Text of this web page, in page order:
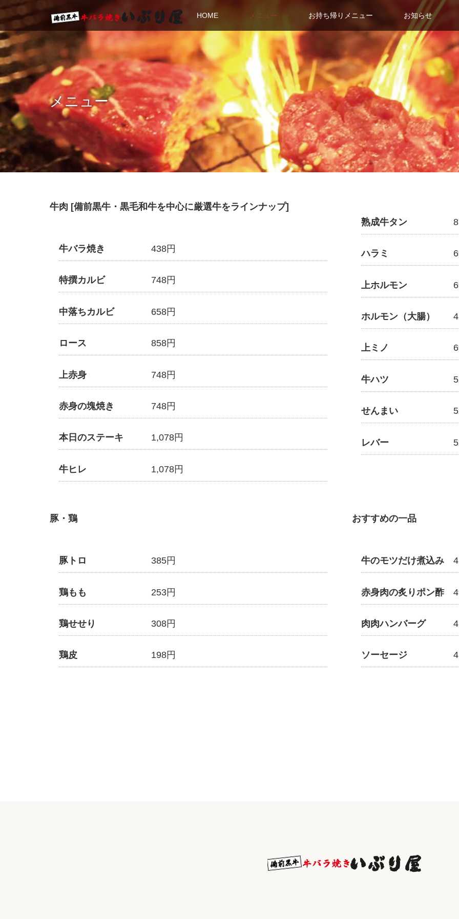
HOME メニュー お持ち帰りメニュー お知らせ
メニュー
牛肉 [備前黒牛・黒毛和牛を中心に厳選牛をラインナップ]
牛バラ焼き 438円
特撰カルビ 748円
中落ちカルビ 658円
ロース 858円
上赤身 748円
赤身の塊焼き 748円
本日のステーキ 1,078円
牛ヒレ 1,078円
熟成牛タン
ハラミ
上ホルモン
ホルモン（大腸）
上ミノ
牛ハツ
せんまい
レバー
豚・鶏
豚トロ 385円
鶏もも 253円
鶏せせり 308円
鶏皮 198円
おすすめの一品
牛のモツだけ煮込み
赤身肉の炙りポン酢
肉肉ハンバーグ
ソーセージ